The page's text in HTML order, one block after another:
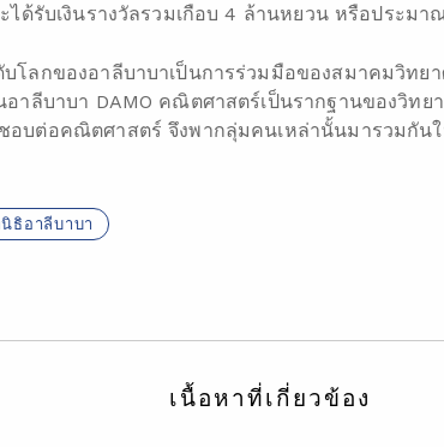
ได้รับเงินรางวัลรวมเกือบ 4 ล้านหยวน หรือประมา
ลกของอาลีบาบาเป็นการร่วมมือของสมาคมวิทย
าลีบาบา DAMO คณิตศาสตร์เป็นรากฐานของวิทย
บต่อคณิตศาสตร์ จึงพากลุ่มคนเหล่านั้นมารวมกัน
ธิอาลีบาบา
เนื้อหาที่เกี่ยวข้อง